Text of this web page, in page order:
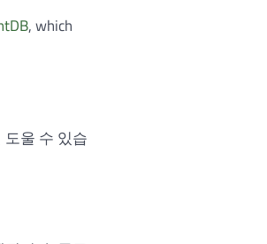
, which
울 수 있습